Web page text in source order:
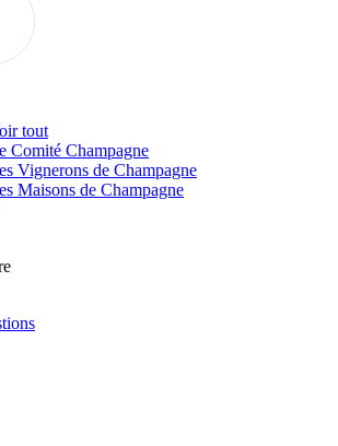
tout
Comité Champagne
Vignerons de Champagne
Maisons de Champagne